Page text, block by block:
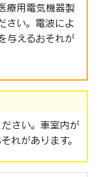
療用電気機器製
さい。電波によ
与えるおそれが
さい。車室内が
れがあります。